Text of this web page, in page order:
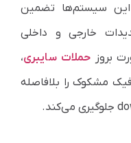
این سیستم‌ها تضمین
خارجی و داخلی
بروزحملات سایبری،
مشکوک را بلافاصله